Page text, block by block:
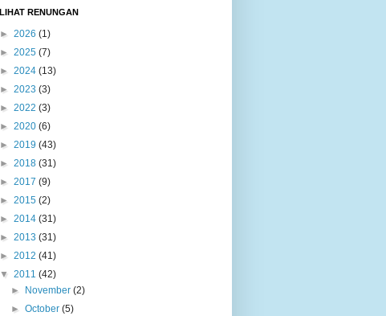
LIHAT RENUNGAN
► 2026 (1)
► 2025 (7)
► 2024 (13)
► 2023 (3)
► 2022 (3)
► 2020 (6)
► 2019 (43)
► 2018 (31)
► 2017 (9)
► 2015 (2)
► 2014 (31)
► 2013 (31)
► 2012 (41)
▼ 2011 (42)
►
November(2)
►October(5)